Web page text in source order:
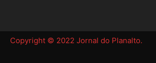
Copyright © 2022 Jornal do Planalto.